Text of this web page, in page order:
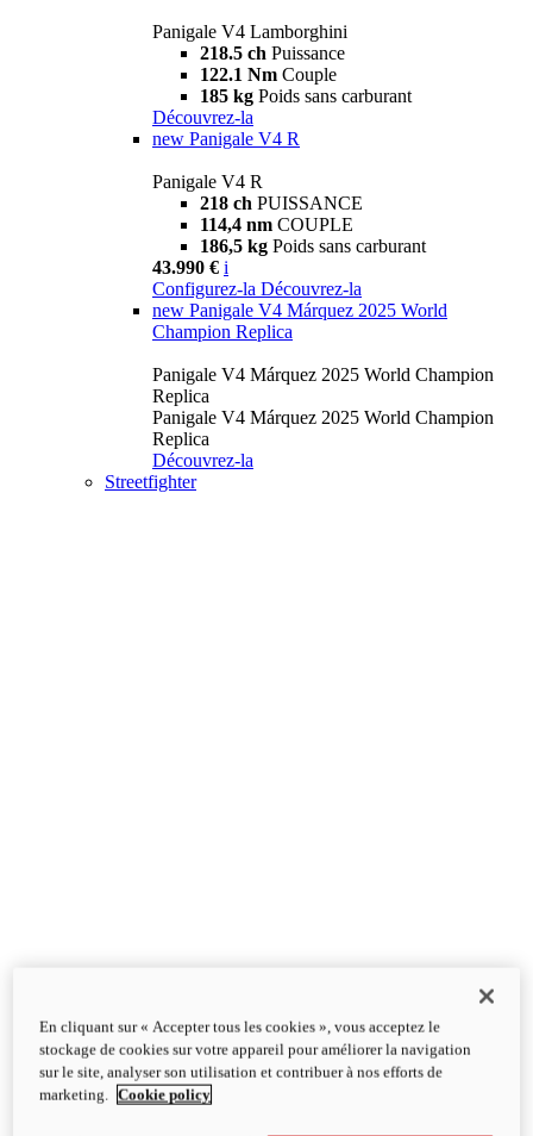
Panigale V4 Lamborghini
218.5 ch Puissance
122.1 Nm Couple
185 kg Poids sans carburant
Découvrez-la
new Panigale V4 R
Panigale V4 R
218 ch PUISSANCE
114,4 nm COUPLE
186,5 kg Poids sans carburant
43.990 € i
Configurez-la Découvrez-la
new Panigale V4 Márquez 2025 World
Champion Replica
Panigale V4 Márquez 2025 World Champion
Replica
Panigale V4 Márquez 2025 World Champion
Replica
Découvrez-la
Streetfighter
En cliquant sur « Accepter tous les cookies », vous acceptez le
stockage de cookies sur votre appareil pour améliorer la navigation
sur le site, analyser son utilisation et contribuer à nos efforts de
marketing.
Cookie policy